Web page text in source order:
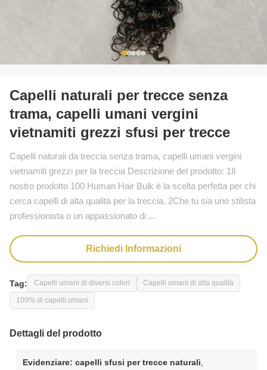
Capelli naturali per trecce senza
trama, capelli umani vergini
vietnamiti grezzi sfusi per trecce
Capelli naturali da treccia senza trama, capelli umani vergini
vietnamiti grezzi per la treccia Descrizione del prodotto: 1Il
nostro prodotto 100 Human Hair Bulk è la scelta perfetta per chi
cerca capelli di alta qualità per la treccia. 2Che tu sia uno stilista
professionista o un appassionato di ...
Richiedi Informazioni
Tag: Capelli umani di diversi colori Capelli umani di alta qualità
100% di capelli umani
Dettagli del prodotto
Evidenziare: capelli sfusi per trecce naturali